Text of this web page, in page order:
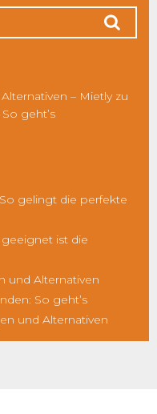
– Mietlyzu
geht’s
gelingt die perfekte
geeignet ist die
und Alternativen
So geht’s
und Alternativen